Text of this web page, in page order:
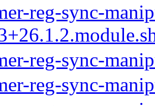
reg-sync-
reg-sync-
reg-sync-